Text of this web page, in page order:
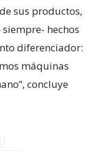
sus productos,
hechos
diferenciador:
máquinas
concluye